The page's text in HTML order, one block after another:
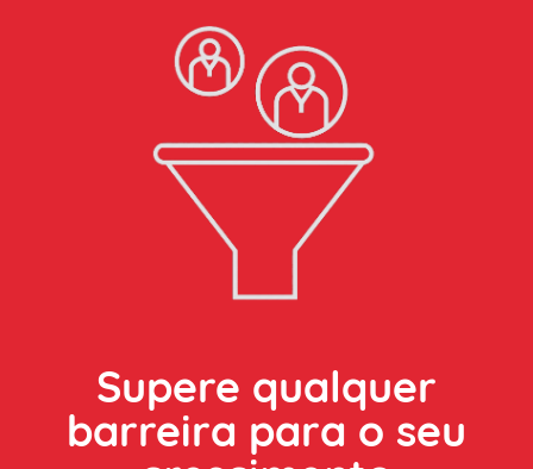
Supere qualquer
barreira para o seu